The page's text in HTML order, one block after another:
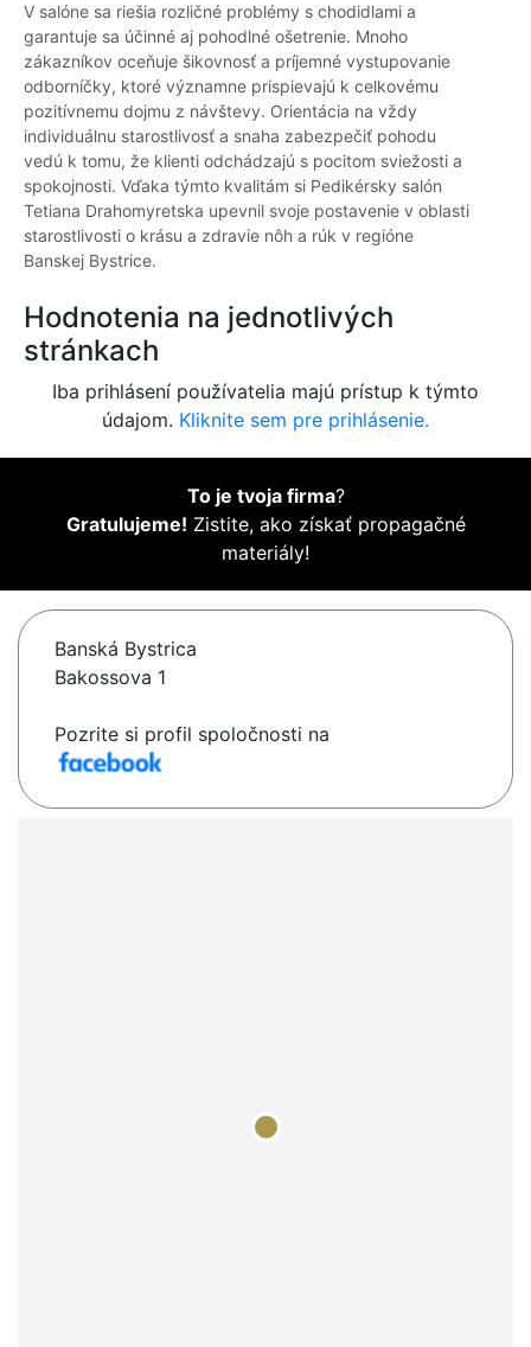
V salóne sa riešia rozličné problémy s chodidlami a
garantuje sa účinné aj pohodlné ošetrenie. Mnoho
zákazníkov oceňuje šikovnosť a príjemné vystupovanie
odborníčky, ktoré významne prispievajú k celkovému
pozitívnemu dojmu z návštevy. Orientácia na vždy
individuálnu starostlivosť a snaha zabezpečiť pohodu
vedú k tomu, že klienti odchádzajú s pocitom sviežosti a
spokojnosti. Vďaka týmto kvalitám si Pedikérsky salón
Tetiana Drahomyretska upevnil svoje postavenie v oblasti
starostlivosti o krásu a zdravie nôh a rúk v regióne
Banskej Bystrice.
Hodnotenia na jednotlivých
stránkach
Iba prihlásení používatelia majú prístup k týmto
údajom. Kliknite sem pre prihlásenie.
To je tvoja firma?
Gratulujeme! Zistite, ako získať propagačné
materiály!
Banská Bystrica
Bakossova 1
Pozrite si profil spoločnosti na